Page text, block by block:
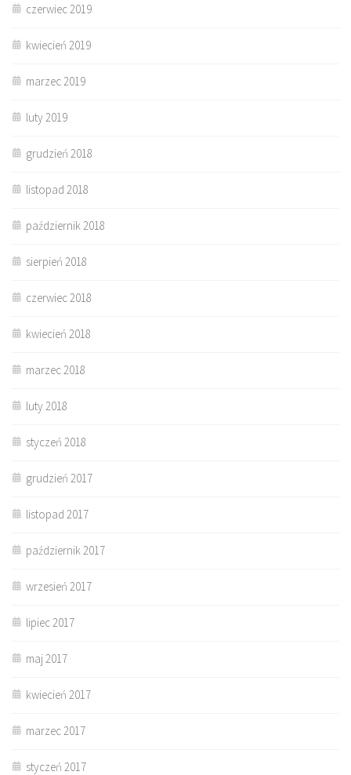
czerwiec 2019
kwiecień 2019
marzec 2019
luty 2019
grudzień 2018
listopad 2018
październik 2018
sierpień 2018
czerwiec 2018
kwiecień 2018
marzec 2018
luty 2018
styczeń 2018
grudzień 2017
listopad 2017
październik 2017
wrzesień 2017
lipiec 2017
maj 2017
kwiecień 2017
marzec 2017
styczeń 2017